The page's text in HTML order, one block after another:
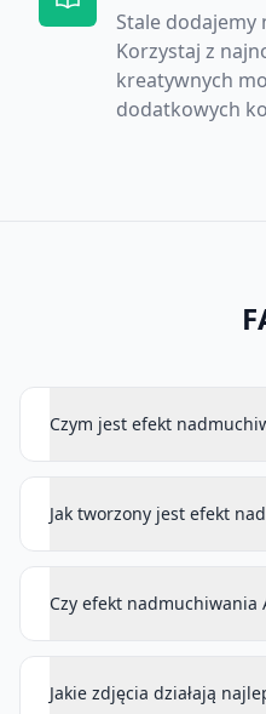
Stale dodajemy
Korzystaj z
kreatywnych
dodatkowych
Czym jest efekt
Jak tworzony jest efekt
Czy efekt nadmuchiwania
Jakie zdjęcia działają